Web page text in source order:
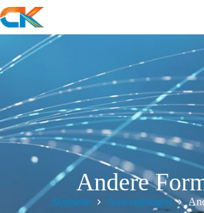
Andere
Startseite Anwendungen